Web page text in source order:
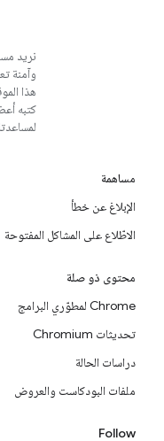
نريد
وآمنة
هذا
مساهمة
الإبلاغ عن خطأ
الاطّلاع على المشاكل المفتوحة
محتوى ذو صلة
Chrome لمطوّري البرامج
تحديثات Chromium
دراسات الحالة
ملفات البودكاست والعروض
Follow